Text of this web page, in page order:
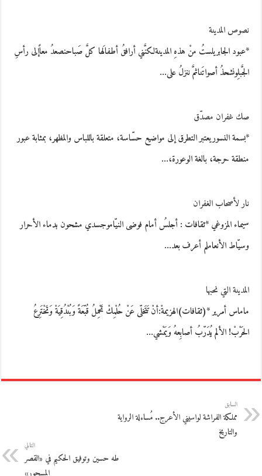
نصوص المدينة
*عبود الجابريلستُ منْ هذهِ المدينةلكنَّني أرافقُ أطفالَها كلَّ صَباحنصعدُ معاًإلى رأسِ
الجَّبلِونشحذُ أصواتَناثمَّ ننزلُ على…
صك غفران مصدّق
*بسمة النسوريعتبر التطرق إلى مواضيع حسّاسة، متعلقة باللباس والمظهر، بمثابة عبور
منطقة حرجة، بالغة الوعورة،…
نار لأصحاب الغفران
سيماء المزوغي *ثقافات : أجلسُ أمام فوضى النيّاموجسدي مشحون بدماء الأحرار
وسيّاط الأنعاملم أعرف بعد…
المدينة التي نحبها
ماماس أمرير *(ثقافات)الهزيمةْ:أنْ تَتَخلّى عَنْ حُلْمِكْ تَحْمِلُ قُبّعَةً وَبُنْدُقِيَةْ وَتَخْتَرِعُ
الحَرْبْ! الألم يُدَرّبُ أصابِعهُ وَيَمْشي…
السابق
مملكة الفراشة لواسيني الأعرج.. مُساءلة الرواية
والتاريخ
التالي
طه حسين وتوفيق الحكيم في «القصر